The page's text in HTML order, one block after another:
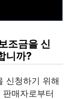
조금을 신
니까?
신청하기 위해
매자로부터